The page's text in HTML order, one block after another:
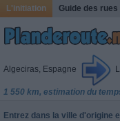
L'initiation Guide des rues
Algeciras, Espagne
1 550 km, estimation du
Entrez dans la ville d'origine